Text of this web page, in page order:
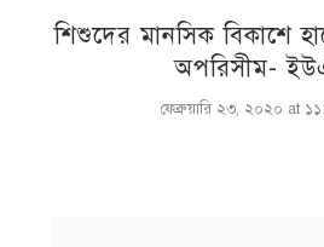
শিশুদের মানসিক বিকাশে
অপরিসীম-
ফেব্রুয়ারি ২৩, ২০২০ at